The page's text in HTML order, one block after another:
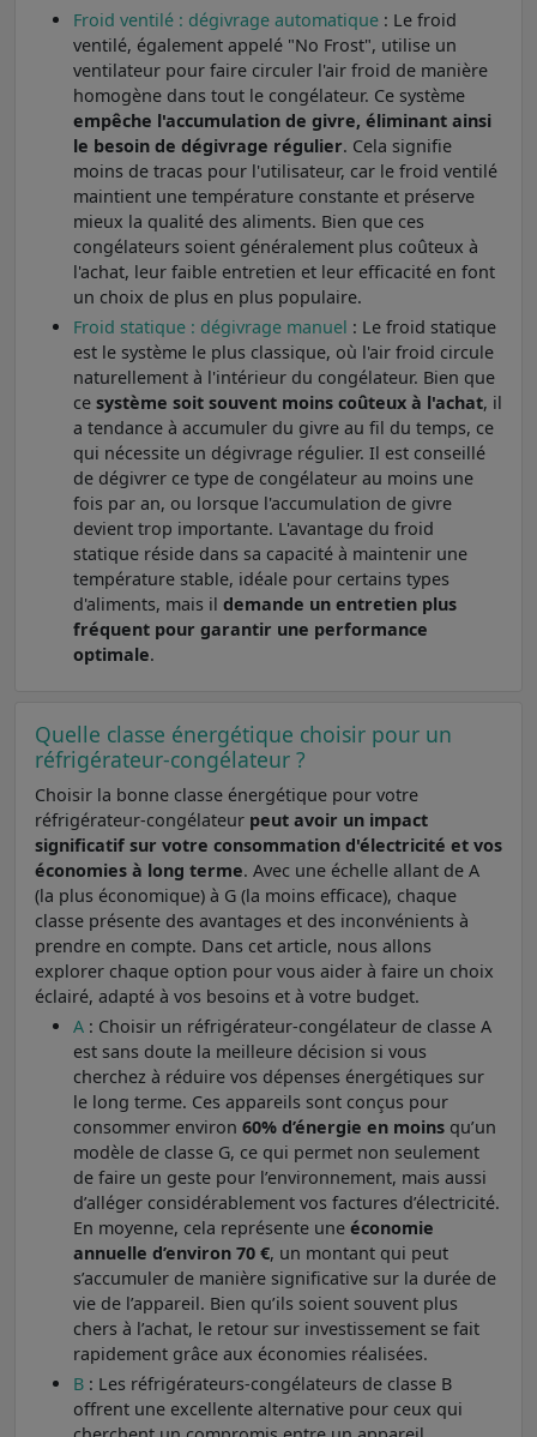
Froid ventilé : dégivrage automatique : Le froid
ventilé, également appelé "No Frost", utilise un
ventilateur pour faire circuler l'air froid de manière
homogène dans tout le congélateur. Ce système
empêche l'accumulation de givre, éliminant ainsi
le besoin de dégivrage régulier. Cela signifie
moins de tracas pour l'utilisateur, car le froid ventilé
maintient une température constante et préserve
mieux la qualité des aliments. Bien que ces
congélateurs soient généralement plus coûteux à
l'achat, leur faible entretien et leur efficacité en font
un choix de plus en plus populaire.
Froid statique : dégivrage manuel : Le froid statique
est le système le plus classique, où l'air froid circule
naturellement à l'intérieur du congélateur. Bien que
ce système soit souvent moins coûteux à l'achat, il
a tendance à accumuler du givre au fil du temps, ce
qui nécessite un dégivrage régulier. Il est conseillé
de dégivrer ce type de congélateur au moins une
fois par an, ou lorsque l'accumulation de givre
devient trop importante. L'avantage du froid
statique réside dans sa capacité à maintenir une
température stable, idéale pour certains types
d'aliments, mais il demande un entretien plus
fréquent pour garantir une performance
optimale.
Quelle classe énergétique choisir pour un
réfrigérateur-congélateur ?
Choisir la bonne classe énergétique pour votre
réfrigérateur-congélateur peut avoir un impact
significatif sur votre consommation d'électricité et vos
économies à long terme. Avec une échelle allant de A
(la plus économique) à G (la moins efficace), chaque
classe présente des avantages et des inconvénients à
prendre en compte. Dans cet article, nous allons
explorer chaque option pour vous aider à faire un choix
éclairé, adapté à vos besoins et à votre budget.
A : Choisir un réfrigérateur-congélateur de classe A
est sans doute la meilleure décision si vous
cherchez à réduire vos dépenses énergétiques sur
le long terme. Ces appareils sont conçus pour
consommer environ 60% d’énergie en moins qu’un
modèle de classe G, ce qui permet non seulement
de faire un geste pour l’environnement, mais aussi
d’alléger considérablement vos factures d’électricité.
En moyenne, cela représente une économie
annuelle d’environ 70 €, un montant qui peut
s’accumuler de manière significative sur la durée de
vie de l’appareil. Bien qu’ils soient souvent plus
chers à l’achat, le retour sur investissement se fait
rapidement grâce aux économies réalisées.
B : Les réfrigérateurs-congélateurs de classe B
offrent une excellente alternative pour ceux qui